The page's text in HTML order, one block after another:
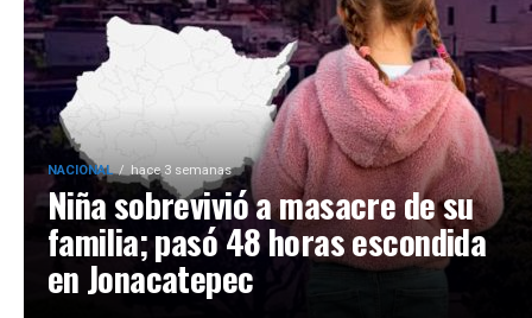
NACIONAL hace 3 semanas
Niña sobrevivió a masacre de su
familia; pasó 48 horas escondida
en Jonacatepec